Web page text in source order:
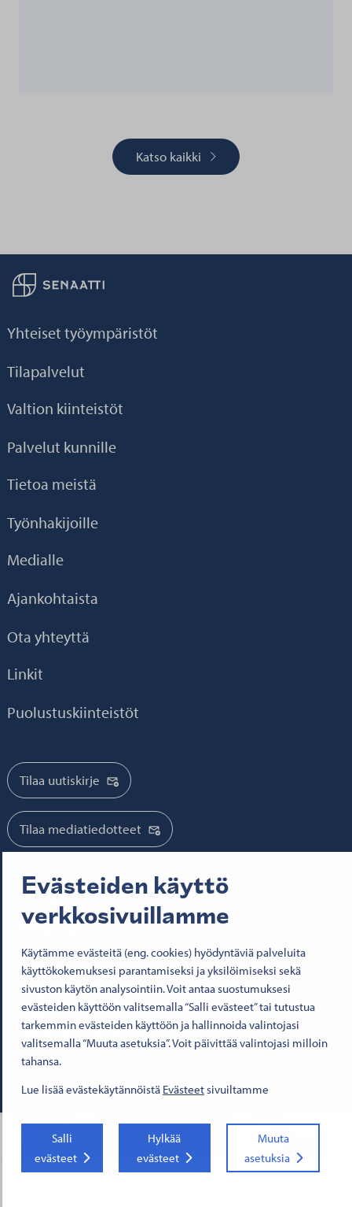
Evästeiden käyttö
verkkosivuillamme
Käytämme evästeitä (eng. cookies) hyödyntäviä palveluita
käyttökokemuksesi parantamiseksi ja yksilöimiseksi sekä
sivuston käytön analysointiin. Voit antaa suostumuksesi
evästeiden käyttöön valitsemalla “Salli evästeet” tai tutustua
tarkemmin evästeiden käyttöön ja hallinnoida valintojasi
valitsemalla “Muuta asetuksia”. Voit päivittää valintojasi milloin
tahansa.
Lue lisää evästekäytännöistä Evästeet sivuiltamme
Salli
evästeet
Hylkää
evästeet
Muuta
asetuksia
Katso kaikki
Palaa taikaisin etusivulle
Yhteiset työympäristöt
Tilapalvelut
Valtion kiinteistöt
Palvelut kunnille
Tietoa meistä
Työnhakijoille
Medialle
Ajankohtaista
Ota yhteyttä
Linkit
Puolustuskiinteistöt
Tilaa uutiskirje
Tilaa mediatiedotteet
© 2026 Senaatti-kiinteistöt
Käyttöehdot
Evästeet
Saavutettavuusseloste
Tietosuoja
Asiakirjajulkisuus
Seuraa meitä:
Senaatti Facebookissa
Senaatti LinkedInissä
Senaatti SlideSharessa
Senaatti X:ssä
Senaatti YouTubessa
Senaatti Instagramissa